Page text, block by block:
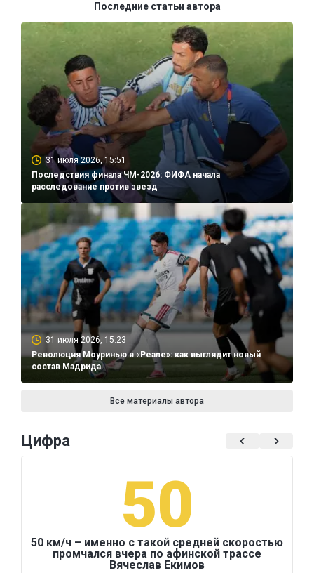
Последние статьи автора
31 июля 2026, 15:51
Последствия финала ЧМ-2026: ФИФА начала
расследование против звезд
31 июля 2026, 15:23
Революция Моуринью в «Реале»: как выглядит новый
состав Мадрида
Все материалы автора
Цифра
50
50 км/ч – именно с такой средней скоростью
промчался вчера по афинской трассе
Вячеслав Екимов